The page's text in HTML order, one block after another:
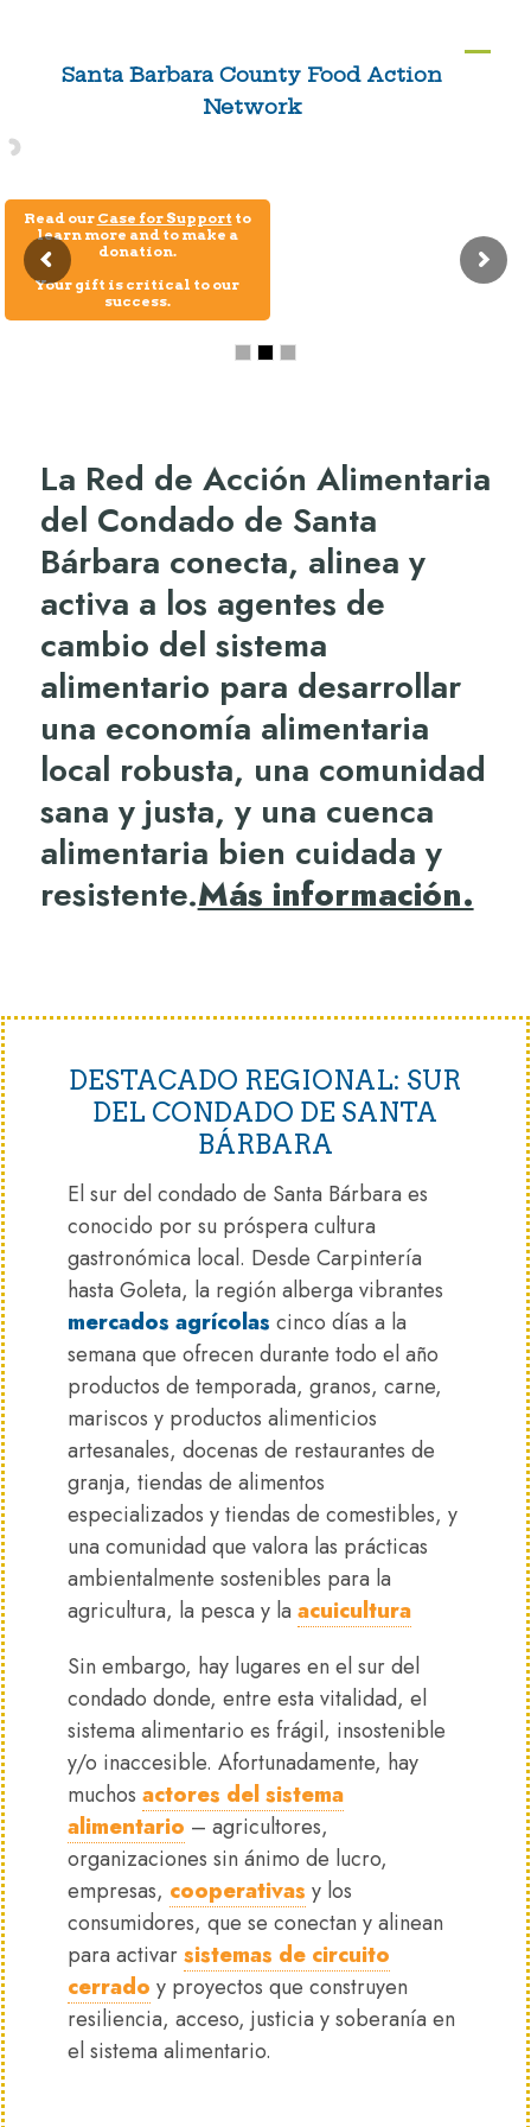
contentSanta Barbara County Food Action
Network
Read our Case for Supportto
learn more and to make a
donation.
Your gift is critical to our
success.
La Red de Acción Alimentaria
del Condado de Santa
Bárbara conecta, alinea y
activa a los agentes de
cambio del sistema
alimentario para desarrollar
una economía alimentaria
local robusta, una comunidad
sana y justa, y una cuenca
alimentaria bien cuidada y
resistente.Más información.
DESTACADO REGIONAL: SUR
DEL CONDADO DE SANTA
BÁRBARA
El sur del condado de Santa Bárbara es
conocido por su próspera cultura
gastronómica local. Desde Carpintería
hasta Goleta, la región alberga vibrantes
mercados agrícolas cinco días a la
semana que ofrecen durante todo el año
productos de temporada, granos, carne,
mariscos y productos alimenticios
artesanales, docenas de restaurantes de
granja, tiendas de alimentos
especializados y tiendas de comestibles, y
una comunidad que valora las prácticas
ambientalmente sostenibles para la
agricultura, la pesca y la acuicultura
Sin embargo, hay lugares en el sur del
condado donde, entre esta vitalidad, el
sistema alimentario es frágil, insostenible
y/o inaccesible. Afortunadamente, hay
muchos actores del sistema
alimentario – agricultores,
organizaciones sin ánimo de lucro,
empresas, cooperativas y los
consumidores, que se conectan y alinean
para activarsistemas de circuito
cerrado y proyectos que construyen
resiliencia, acceso, justicia y soberanía en
el sistema alimentario.